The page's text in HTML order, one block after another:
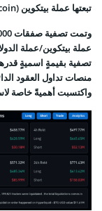
تبعتها عملة بيتكوين (Bitcoin)
منصات تداول العقود
واكتسبت أهميةً خاصة